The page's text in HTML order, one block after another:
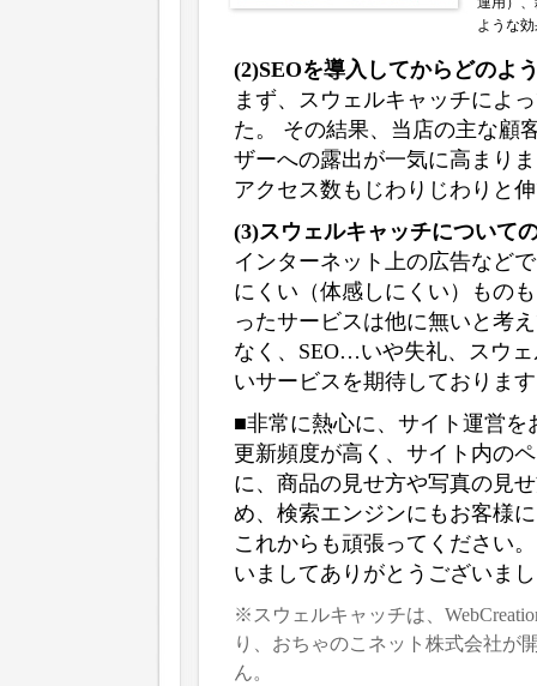
ような
(2)SEOを導入してからどのよ
まず、スウェルキャッチによ
た。 その結果、当店の主な顧
ザーへの露出が一気に高まり
アクセス数もじわりじわりと
(3)スウェルキャッチについて
インターネット上の広告など
にくい（体感しにくい）もの
ったサービスは他に無いと考
なく、SEO…いや失礼、スウ
いサービスを期待しておりま
■非常に熱心に、サイト運営
更新頻度が高く、サイト内の
に、商品の見せ方や写真の見
め、検索エンジンにもお客様
これからも頑張ってください
いましてありがとうございま
※スウェルキャッチは、
り、おちゃのこネット株式会社が
ん。